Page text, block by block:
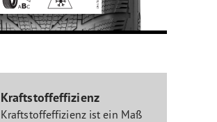
Kraftstoffeffizienz
Kraftstoffeffizienz ist ein Maß